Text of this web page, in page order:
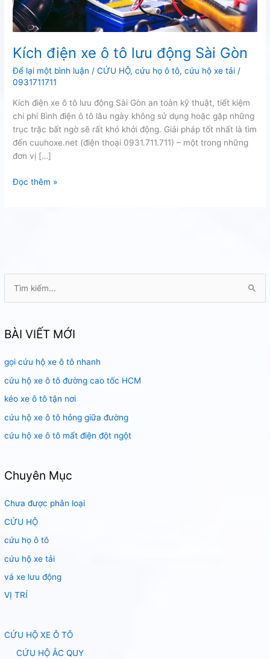
k
ế
m
:
BÀI VIẾT MỚI
gọi cứu hộ xe ô tô nhanh
cứu hộ xe ô tô đường cao tốc HCM
kéo xe ô tô tận nơi
cứu hộ xe ô tô hỏng giữa đường
cứu hộ xe ô tô mất điện đột ngột
Chuyên Mục
Chưa được phân loại
CỨU HỘ
cứu họ ô tô
cứu hộ xe tải
vá xe lưu động
VỊ TRÍ
CỨU HỘ XE Ô TÔ
CỨU HỘ ẮC QUY
Kích điện xe ô tô lưu động Sài Gòn
Để lại một bình luận /CỨU HỘ,cứu họ ô tô,cứu hộ xe tải /
0931711711
Kích điện xe ô tô lưu động Sài Gòn an toàn kỹ thuật, tiết kiệm
chi phí Bình điện ô tô lâu ngày không sử dụng hoặc gặp những
trục trặc bất ngờ sẽ rất khó khởi động. Giải pháp tốt nhất là tìm
đến cuuhoxe.net (điện thoại 0931.711.711) – một trong những
đơn vị […]
Kích
Sài
Gòn
Đọc thêm »